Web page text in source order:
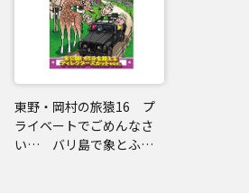
東野・岡村の旅猿16 プ
ライベートでごめんなさ
い… バリ島で象とふれ